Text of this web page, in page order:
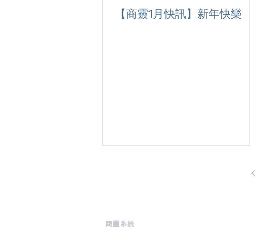
【商靈1月快訊】新年快樂
商靈系統